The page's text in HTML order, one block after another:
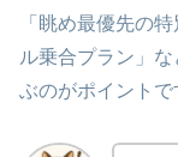
「眺め最優先の
ル乗合プラン」
ぶのがポイントで